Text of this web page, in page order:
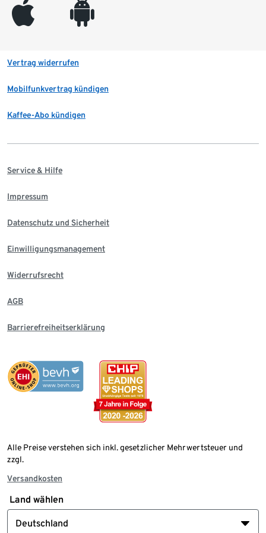
appleinc android
Vertrag widerrufen
Mobilfunkvertrag kündigen
Kaffee-Abo kündigen
Service & Hilfe
Impressum
Datenschutz und Sicherheit
Einwilligungsmanagement
Widerrufsrecht
AGB
Barrierefreiheitserklärung
Alle Preise verstehen sich inkl. gesetzlicher Mehrwertsteuer und
zzgl.
Versandkosten
Land wählen
Deutschland